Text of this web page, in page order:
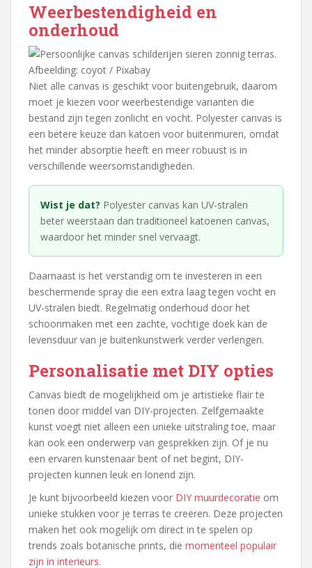
Weerbestendigheid en
onderhoud
Afbeelding: coyot / Pixabay
Niet alle canvas is geschikt voor buitengebruik, daarom
moet je kiezen voor weerbestendige varianten die
bestand zijn tegen zonlicht en vocht. Polyester canvas is
een betere keuze dan katoen voor buitenmuren, omdat
het minder absorptie heeft en meer robuust is in
verschillende weersomstandigheden.
Wist je dat? Polyester canvas kan UV-stralen
beter weerstaan dan traditioneel katoenen canvas,
waardoor het minder snel vervaagt.
Daarnaast is het verstandig om te investeren in een
beschermende spray die een extra laag tegen vocht en
UV-stralen biedt. Regelmatig onderhoud door het
schoonmaken met een zachte, vochtige doek kan de
levensduur van je buitenkunstwerk verder verlengen.
Personalisatie met DIY opties
Canvas biedt de mogelijkheid om je artistieke flair te
tonen door middel van DIY-projecten. Zelfgemaakte
kunst voegt niet alleen een unieke uitstraling toe, maar
kan ook een onderwerp van gesprekken zijn. Of je nu
een ervaren kunstenaar bent of net begint, DIY-
projecten kunnen leuk en lonend zijn.
Je kunt bijvoorbeeld kiezen voor DIY muurdecoratie om
unieke stukken voor je terras te creëren. Deze projecten
maken het ook mogelijk om direct in te spelen op
trends zoals botanische prints, die momenteel populair
zijn in interieurs.